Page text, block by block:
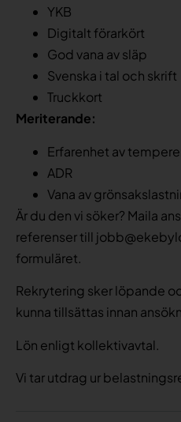
YKB
Digitalt förarkört
God vana av släp
Svenska i tal och skrift
Truckkort
Meriterande:
Erfarenhet av
ADR
Vana av
Är du den vi söker? Maila
referenser till
formuläret.
Rekrytering sker löpande
kunna tillsättas innan
Lön enligt kollektivavtal.
Vi tar utdrag ur